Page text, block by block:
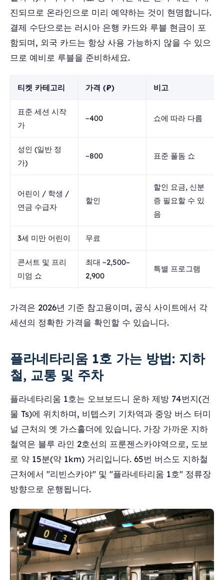
진되므로 온라인으로 미리 예약하는 것이 현명합니다.
결제 수단으로는 러시아 은행 카드와 루블 현금이 포
함되며, 외국 카드는 항상 사용 가능하지 않을 수 있으
므로 예비로 루블을 준비하세요.
티켓 카테고리 가격 (₽) 비고
표준 세션 시작
가
~400 쇼에 따라 다름
성인 (일반 정
가)
~800 표준 풀돔 쇼
어린이 / 학생 /
연금 수급자
할인
할인 요금, 신분
증 필요할 수 있
음
3세 미만 어린이 무료
콘서트 및 프리
미엄 쇼
최대 ~2,500–
2,900
특별 프로그램
가격은 2026년 기준 참고용이며, 공식 사이트에서 각
세션의 정확한 가격을 확인할 수 있습니다.
플라네타리움 1호 가는 방법: 지하
철, 교통 및 주차
플라네타리움 1호는 오브보드니 운하 제방 74번지(건
물 Ts)에 위치하며, 비텝스키 기차역과 중앙 버스 터미
널 근처의 옛 가스홀더에 있습니다. 가장 가까운 지하
철역은 블루 라인 2호선의 프룬젠스카야역으로, 도보
로 약 15분(약 1km) 거리입니다. 65번 버스도 지하철
근처에서 "리빈스카야" 및 "플라네타리움 1호" 정류장
방향으로 운행됩니다.